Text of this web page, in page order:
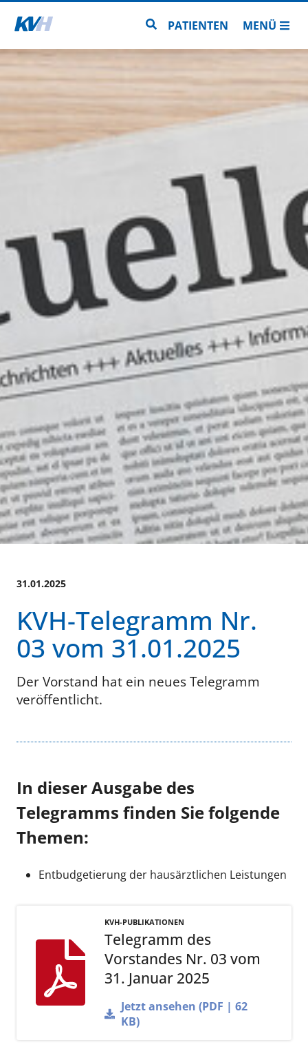
Zur Startseite Zur Seitensuche
PATIENTEN MENÜ
31.01.2025
KVH-Telegramm Nr.
03 vom 31.01.2025
Der Vorstand hat ein neues Telegramm
veröffentlicht.
In dieser Ausgabe des
Telegramms finden Sie folgende
Themen:
Entbudgetierung der hausärztlichen Leistungen
KVH-PUBLIKATIONEN
Telegramm des
Vorstandes Nr. 03 vom
31. Januar 2025
Jetzt ansehen (PDF | 62
KB)